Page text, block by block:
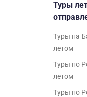
Туры
Туры на
летом
Туры по
летом
Туры по